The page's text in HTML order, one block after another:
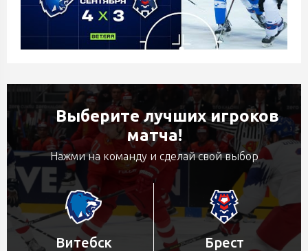
Выберите лучших игроков
матча!
Нажми на команду и сделай свой выбор
Витебск Брест